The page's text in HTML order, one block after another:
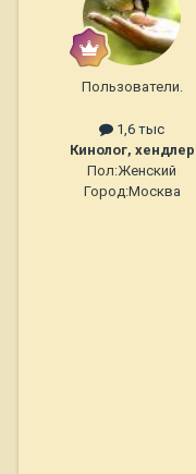
Пользователи.
1,6 тыс
Кинолог, хендлер
Пол:Женский
Город:Москва